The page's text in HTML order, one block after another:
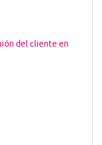
del cliente en